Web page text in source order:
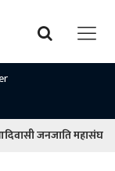
जनजाति महासंघ